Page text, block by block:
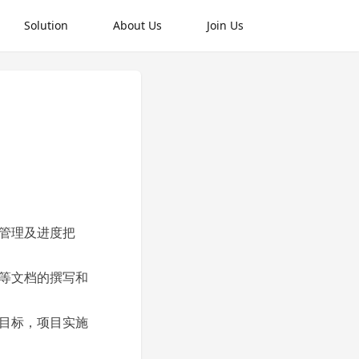
Solution About Us Join Us
理及进度把
文档的撰写和
标，项目实施